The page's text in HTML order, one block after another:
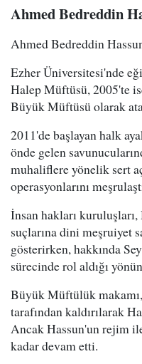
Ahmed Bedreddin
Ahmed Bedreddin
Ezher Üniversitesi'nde
Halep Müftüsü, 2005'te
Büyük Müftüsü olarak
2011'de başlayan halk
önde gelen
muhaliflere yönelik sert
operasyonlarını
İnsan hakları
suçlarına dini meşruiyet
gösterirken, hakkında
sürecinde rol aldığı
Büyük Müftülük
tarafından kaldırılarak
Ancak Hassun'un rejim
kadar devam etti.